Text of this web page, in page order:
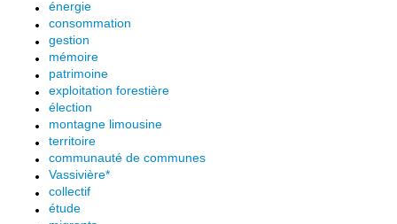
énergie
consommation
gestion
mémoire
patrimoine
exploitation forestière
élection
montagne limousine
territoire
communauté de communes
Vassivière*
collectif
étude